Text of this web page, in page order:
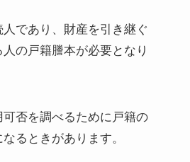
であり、財産を引き継ぐ
の戸籍謄本が必要となり
否を調べるために戸籍の
るときがあります。